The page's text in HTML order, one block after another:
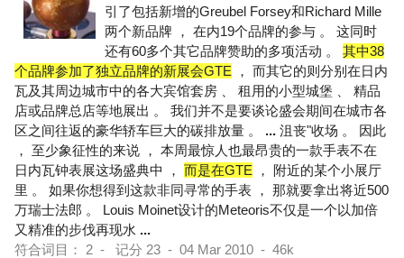
引了包括新增的Greubel Forsey和Richard Mille
两个新品牌 ， 在内19个品牌的参与 。 这同时
还有60多个其它品牌赞助的多项活动 。 其中38
个品牌参加了独立品牌的新展会GTE ， 而其它的则分别在日内
瓦及其周边城市中的各大宾馆套房 、 租用的小型城堡 、 精品
店或品牌总店等地展出 。 我们并不是要谈论盛会期间在城市各
区之间往返的豪华轿车巨大的碳排放量 。 ... 沮丧"收场 。 因此
， 至少象征性的来说 ， 本周最惊人也最昂贵的一款手表不在
日内瓦钟表展这场盛典中 ， 而是在GTE ， 附近的某个小展厅
里 。 如果你想得到这款非同寻常的手表 ， 那就要拿出将近500
万瑞士法郎 。 Louis Moinet设计的Meteoris不仅是一个以加倍
又精准的步伐再现水 ...
符合词目： 2 - 记分 23 - 04 Mar 2010 - 46k